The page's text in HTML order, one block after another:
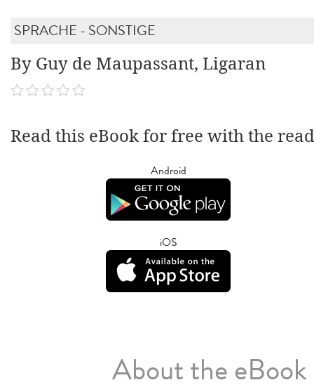
SPRACHE - SONSTIGE
By Guy de Maupassant, Ligaran
Read this eBook for free with the
Android
iOS
About the eBook